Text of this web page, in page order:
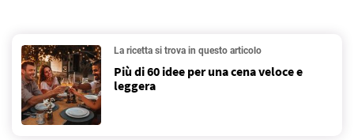
La ricetta si trova in questo articolo
Più di 60 idee per una cena veloce e
leggera